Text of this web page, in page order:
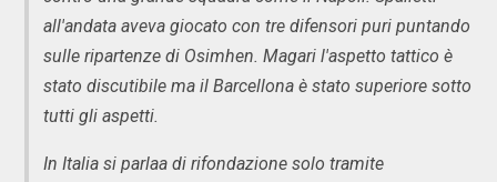
all'andata aveva giocato con tre difensori puri puntando
sulle ripartenze di Osimhen. Magari l'aspetto tattico è
stato discutibile ma il Barcellona è stato superiore sotto
tutti gli aspetti.
In Italia si parlaa di rifondazione solo tramite